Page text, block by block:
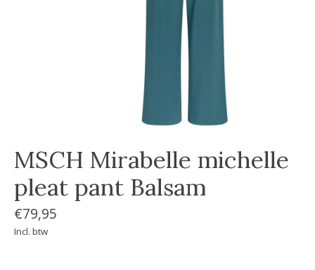
MSCH Mirabelle michelle
pleat pant Balsam
€79,95
Incl. btw